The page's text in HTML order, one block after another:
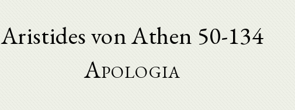
Aristides von Athen 50-134
Apologia